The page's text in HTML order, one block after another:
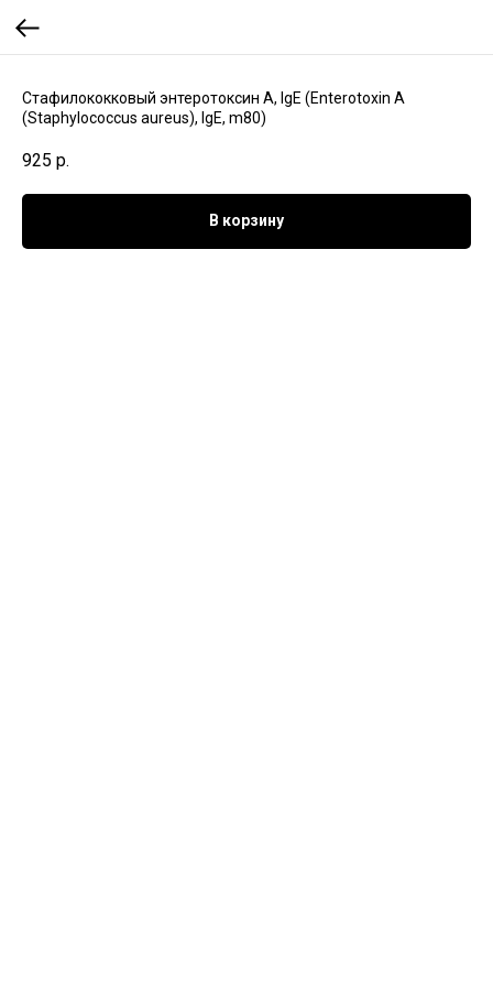
Стафилококковый энтеротоксин А, IgE (Enterotoxin A
(Staphylococcus aureus), IgE, m80)
925 р.
В корзину